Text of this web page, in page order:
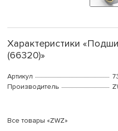
Характеристики
(66320)»
Артикул
Производитель
Все товары «ZWZ»